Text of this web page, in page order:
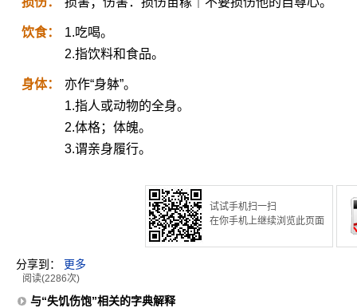
饮食：
1.吃喝。
2.指饮料和食品。
身体：
亦作“身躰”。
1.指人或动物的全身。
2.体格；体魄。
3.谓亲身履行。
试试手机扫一扫
在你手机上继续浏览此页面
分享到： 更多
阅读(2286次)
与“失饥伤饱”相关的字典解释